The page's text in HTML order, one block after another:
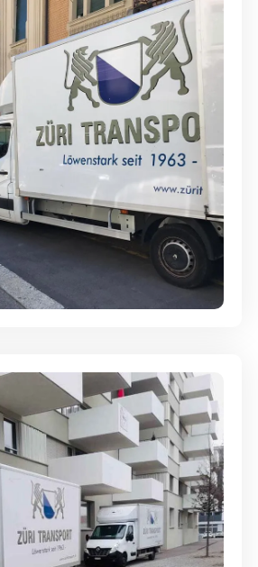
- Für Privatumzüge